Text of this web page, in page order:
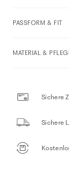
PASSFORM & FIT
MATERIAL &
Sichere
Sichere